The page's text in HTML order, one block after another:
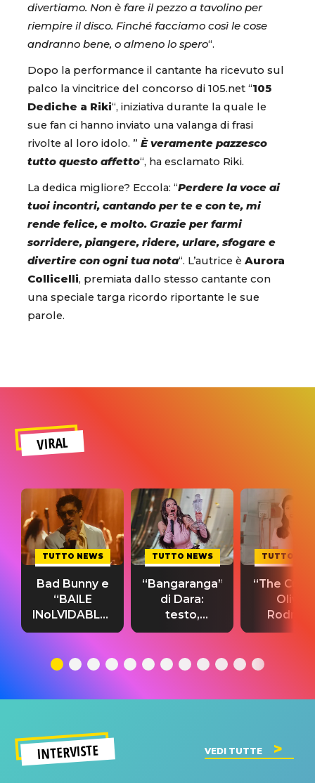
divertiamo. Non è fare il pezzo a tavolino per
riempire il disco. Finché facciamo così le cose
andranno bene, o almeno lo spero“.
Dopo la performance il cantante ha ricevuto sul
palco la vincitrice del concorso di 105.net “105
Dediche a Riki“, iniziativa durante la quale le
sue fan ci hanno inviato una valanga di frasi
rivolte al loro idolo. ” È veramente pazzesco
tutto questo affetto“, ha esclamato Riki.
La dedica migliore? Eccola: “Perdere la voce ai
tuoi incontri, cantando per te e con te, mi
rende felice, e molto. Grazie per farmi
sorridere, piangere, ridere, urlare, sfogare e
divertire con ogni tua nota“. L’autrice è Aurora
Collicelli, premiata dallo stesso cantante con
una speciale targa ricordo riportante le sue
parole.
VIRAL
TUTTO NEWS
Bad Bunny e
“BAILE
INoLVIDABLE”:
testo,
significato
TUTTO NEWS
“Bangaranga”
di Dara:
testo,
traduzione e
del singolo
TUTTO
“The
Olivia
testo,
INTERVISTE VEDI TUTTE